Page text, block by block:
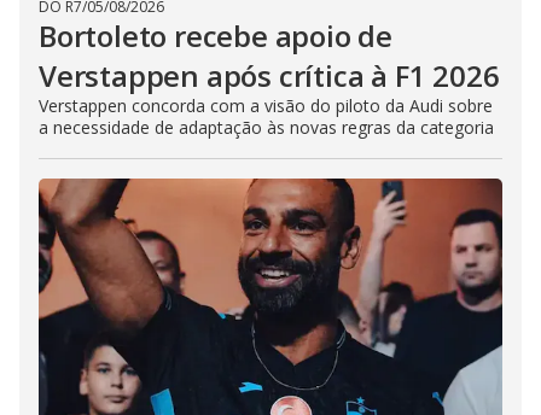
DO R7/05/08/2026
Bortoleto recebe apoio de
Verstappen após crítica à F1 2026
Verstappen concorda com a visão do piloto da Audi sobre
a necessidade de adaptação às novas regras da categoria